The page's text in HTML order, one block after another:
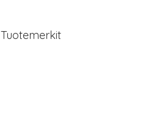
Tuotemerkit